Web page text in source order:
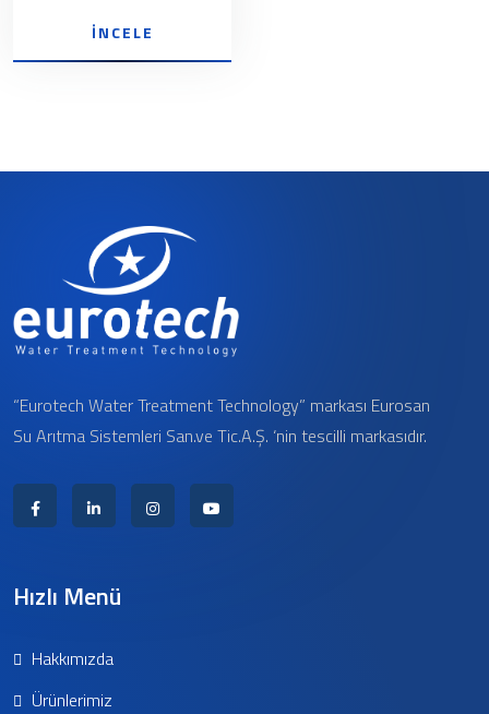
İNCELE
“Eurotech Water Treatment Technology” markası Eurosan
Su Arıtma Sistemleri San.ve Tic.A.Ş. ‘nin tescilli markasıdır.
Hızlı Menü
Hakkımızda
Ürünlerimiz